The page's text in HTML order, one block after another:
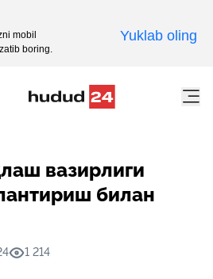
вазирлиги
билан
1 214
mobil
boring.
Yuklab oling